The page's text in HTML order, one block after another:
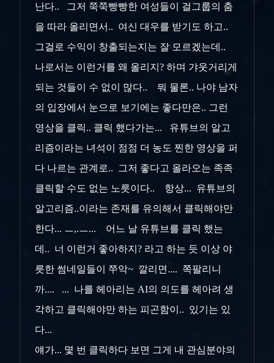
난다.. 그저 쭉쭉빵빵한 여성들이 걸그룹의 춤
을 따라 올리면서.. 여신 대우를 받기도 하고..
그걸로 수익이 창출되는지는 잘 모르겠는데..
나로서는 이런거를 왜 올리지? 하며 갸웃거리게
되는 것들이 수 없이 많다.. 뭐 물론.. 나야 남자
의 입장에서 눈으로 보기에는 좋다만은.. 그런
영상을 클릭.. 클릭 했다가는... 유튜브의 알고
리즘이라는 녀석이 점점 더 농도 찐한 영상을 퍼
다 나르는 관계로.. 그저 좋다고 올라오는 족족
클릭할 수도 없는 노릇이다.. 항상... 유튜브의
알고리즘..이라는 존재를 유의해서 클릭해야만
한다... ㅡ,.ㅡ... 어느 날 유튜브를 클릭 했는
데.. 너 이런거 좋아하지? 라고 하는 듯 이상 야
릇한 썸네일들이 쭈악~ 깔리면.... 쪽팔리니
까.... ... 나를 헤아리는 AI의 의도를 헤아려 생
각하고 클릭해야만 하는 피곤함이.. 있기는 있
다...
얘가... 몇 번 클릭하다 보면 그게 내 관심분야의